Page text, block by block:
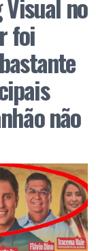
foi
não